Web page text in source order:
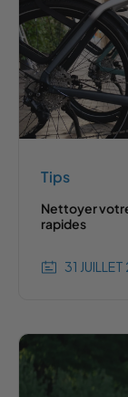
Tips
Nettoyer
rapides
31